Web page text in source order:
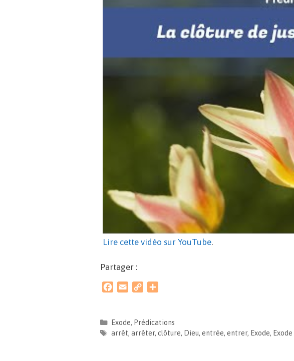
Lire cette vidéo sur YouTube.
Partager :
e
b
i
y
L
t
a
Exode, Prédications
arrêt, arrêter, clôture, Dieu, entrée, entrer, Exode,